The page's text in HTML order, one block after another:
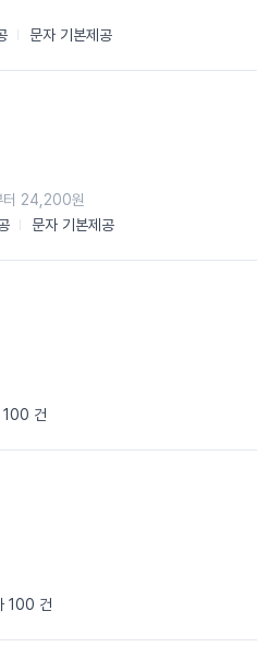
문자 기본제공
문자 기본제공
터 24,200원
100 건
100 건